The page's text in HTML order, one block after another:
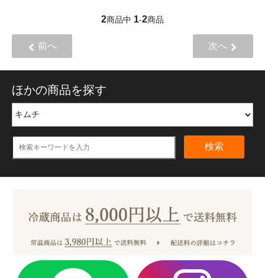
2商品中 1-2商品
前へ 次へ
ほかの商品を探す
検索